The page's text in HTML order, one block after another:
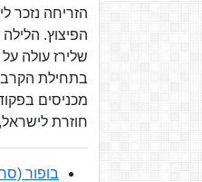
הזריחה נזכר
הפיצוץ.
שלירז עולה
בתחילת הקרב
מכניסים
חוזרת
בופור